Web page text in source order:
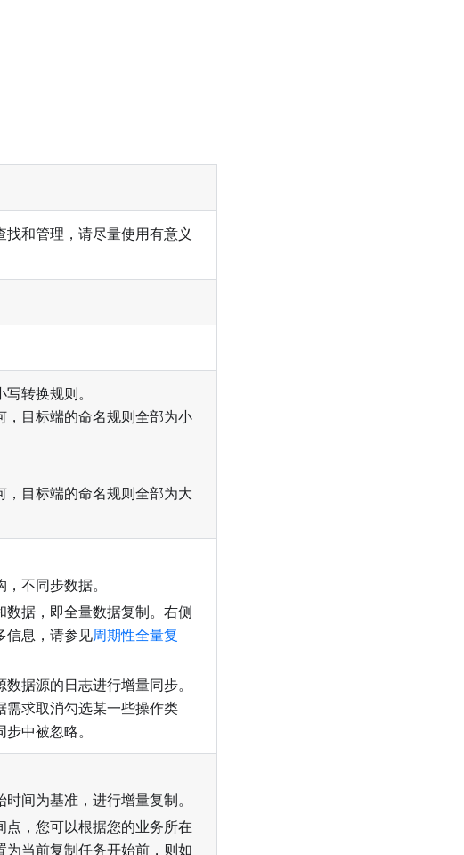
和管理，请尽量使用有意义
转换规则。
目标端的命名规则全部为小
目标端的命名规则全部为大
不同步数据。
据，即全量数据复制。右侧
信息，请参见周期性全量复
据源的日志进行增量同步。
需求取消勾选某一些操作类
中被忽略。
间为基准，进行增量复制。
，您可以根据您的业务所在
当前复制任务开始前，则如